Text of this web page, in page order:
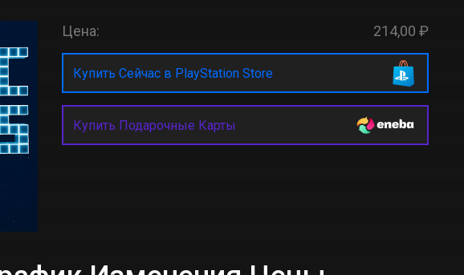
Цена: 214,00 ₽
Купить Сейчас в PlayStation Store
Купить Подарочные Карты